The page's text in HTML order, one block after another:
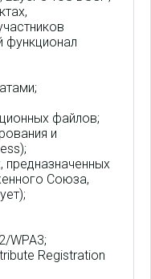
файлов;
и
предназначенных
Союза,
WPA3;
Registration